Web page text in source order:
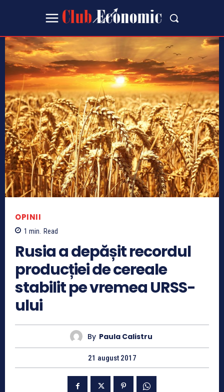
OPINII
1 min. Read
Rusia a depășit recordul
producției de cereale
stabilit pe vremea URSS-
ului
By Paula Calistru
21 august 2017